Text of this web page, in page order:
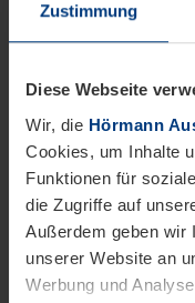
Zustimmung
Diese Webseite
Wir, die Hörmann
Cookies, um Inhalte
Funktionen für
die Zugriffe auf
Außerdem geben wir
unserer Website an
Werbung und